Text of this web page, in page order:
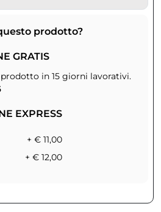
prodotto?
GRATIS
in 15 giorni lavorativi.
EXPRESS
+ € 11,00
+ € 12,00